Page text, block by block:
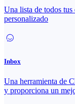
Una lista de todos
personalizado
Inbox
Una herramienta de
y proporciona un